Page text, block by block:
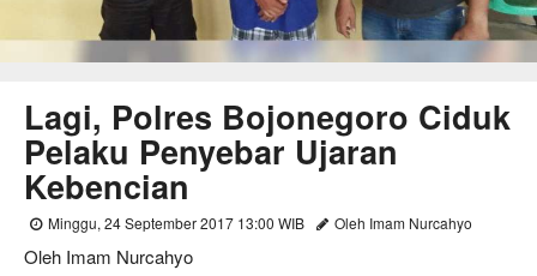
Lagi, Polres Bojonegoro Ciduk
Pelaku Penyebar Ujaran
Kebencian
Minggu, 24 September 2017 13:00 WIB Oleh Imam Nurcahyo
Oleh Imam Nurcahyo